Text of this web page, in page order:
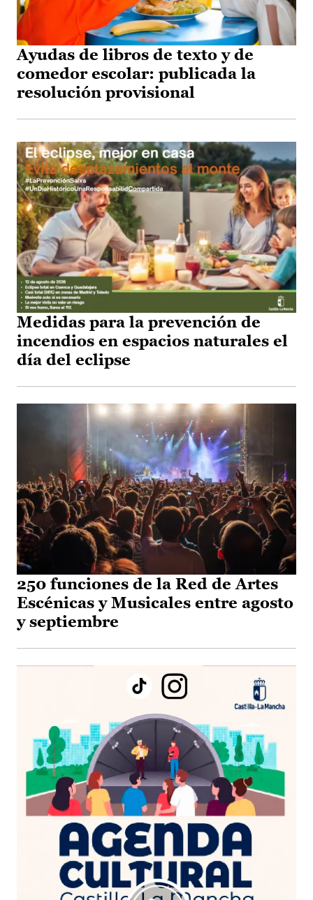
Ayudas de libros de texto y de
comedor escolar: publicada la
resolución provisional
Medidas para la prevención de
incendios en espacios naturales el
día del eclipse
250 funciones de la Red de Artes
Escénicas y Musicales entre agosto
y septiembre